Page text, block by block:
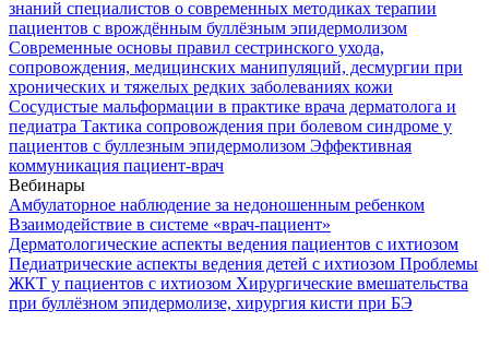
знаний специалистов о современных методиках терапии
пациентов с врождённым буллёзным эпидермолизом
Современные основы правил сестринского ухода,
сопровождения, медицинских манипуляций, десмургии при
хронических и тяжелых редких заболеваниях кожи
Сосудистые мальформации в практике врача дерматолога и
педиатра Тактика сопровождения при болевом синдроме у
пациентов с буллезным эпидермолизом Эффективная
коммуникация пациент-врач
Вебинары
Амбулаторное наблюдение за недоношенным ребенком
Взаимодействие в системе «врач-пациент»
Дерматологические аспекты ведения пациентов с ихтиозом
Педиатрические аспекты ведения детей с ихтиозом Проблемы
ЖКТ у пациентов с ихтиозом Хирургические вмешательства
при буллёзном эпидермолизе, хирургия кисти при БЭ